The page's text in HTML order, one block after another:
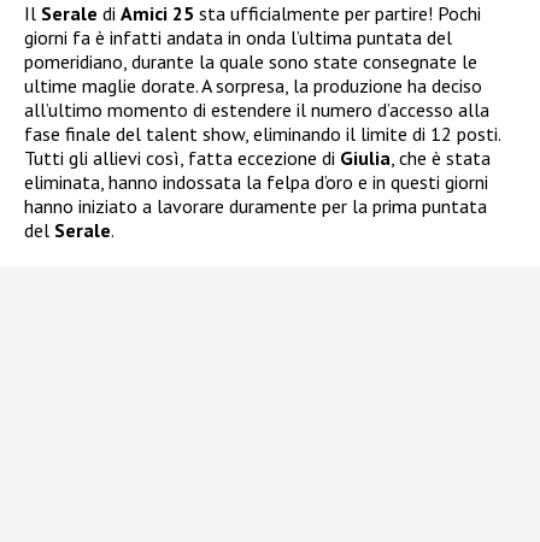
Il Serale di Amici 25 sta ufficialmente per partire! Pochi
giorni fa è infatti andata in onda l’ultima puntata del
pomeridiano, durante la quale sono state consegnate le
ultime maglie dorate. A sorpresa, la produzione ha deciso
all’ultimo momento di estendere il numero d’accesso alla
fase finale del talent show, eliminando il limite di 12 posti.
Tutti gli allievi così, fatta eccezione di Giulia, che è stata
eliminata, hanno indossata la felpa d’oro e in questi giorni
hanno iniziato a lavorare duramente per la prima puntata
del Serale.